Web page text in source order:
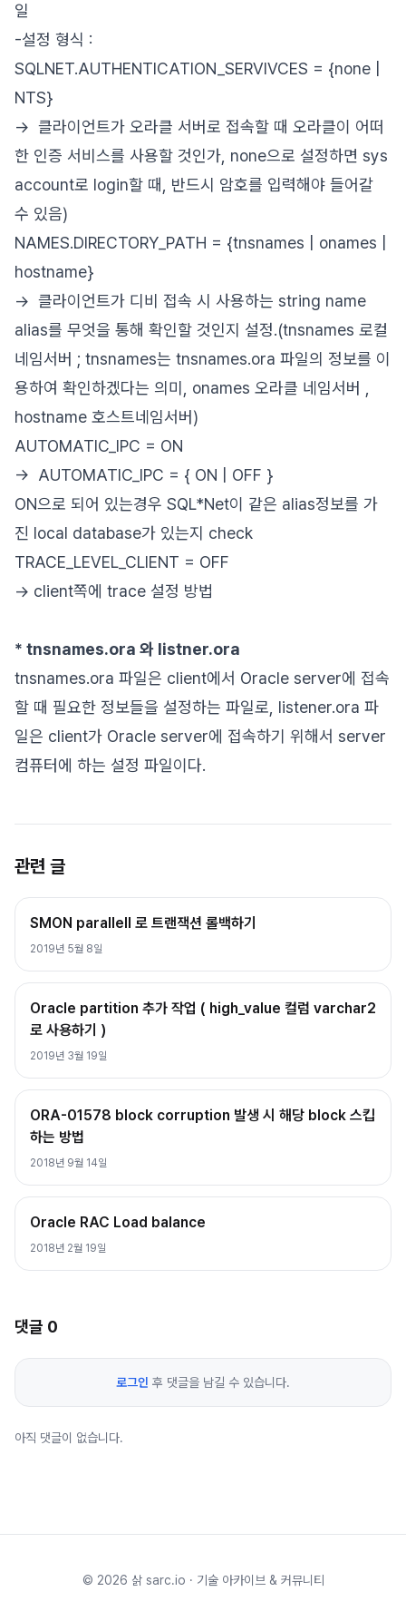
일
-설정 형식 :
SQLNET.AUTHENTICATION_SERVIVCES = {none |
NTS}
-> 클라이언트가 오라클 서버로 접속할 때 오라클이 어떠
한 인증 서비스를 사용할 것인가, none으로 설정하면 sys
account로 login할 때, 반드시 암호를 입력해야 들어갈
수 있음)
NAMES.DIRECTORY_PATH = {tnsnames | onames |
hostname}
-> 클라이언트가 디비 접속 시 사용하는 string name
alias를 무엇을 통해 확인할 것인지 설정.(tnsnames 로컬
네임서버 ; tnsnames는 tnsnames.ora 파일의 정보를 이
용하여 확인하겠다는 의미, onames 오라클 네임서버 ,
hostname 호스트네임서버)
AUTOMATIC_IPC = ON
-> AUTOMATIC_IPC = { ON | OFF }
ON으로 되어 있는경우 SQL*Net이 같은 alias정보를 가
진 local database가 있는지 check
TRACE_LEVEL_CLIENT = OFF
-> client쪽에 trace 설정 방법
* tnsnames.ora 와 listner.ora
tnsnames.ora 파일은 client에서 Oracle server에 접속
할 때 필요한 정보들을 설정하는 파일로, listener.ora 파
일은 client가 Oracle server에 접속하기 위해서 server
컴퓨터에 하는 설정 파일이다.
관련 글
SMON parallell 로 트랜잭션 롤백하기
2019년 5월 8일
Oracle partition 추가 작업 ( high_value 컬럼 varchar2
로 사용하기 )
2019년 3월 19일
ORA-01578 block corruption 발생 시 해당 block 스킵
하는 방법
2018년 9월 14일
Oracle RAC Load balance
2018년 2월 19일
댓글 0
로그인 후 댓글을 남길 수 있습니다.
아직 댓글이 없습니다.
© 2026 삵 sarc.io · 기술 아카이브 & 커뮤니티